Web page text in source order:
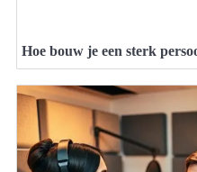
Hoe bouw je een sterk